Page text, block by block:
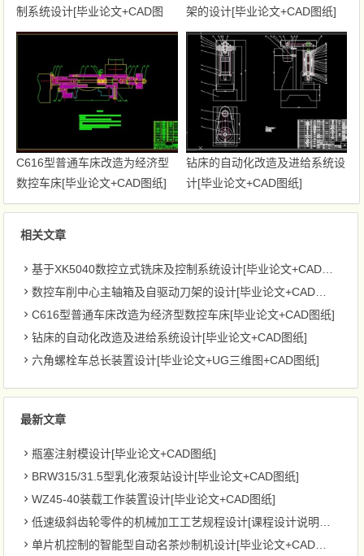
制系统设计[毕业论文+CAD图
纸]
架的设计[毕业论文+CAD图纸]
C616型普通车床改造为经济型
数控车床[毕业论文+CAD图纸]
钻床的自动化改造及进给系统设
计[毕业论文+CAD图纸]
相关文章
基于XK5040数控立式铣床及控制系统设计[毕业论文+CAD图纸]
数控车削中心主轴箱及自驱动刀架的设计[毕业论文+CAD图纸]
C616型普通车床改造为经济型数控车床[毕业论文+CAD图纸]
钻床的自动化改造及进给系统设计[毕业论文+CAD图纸]
六角螺栓车总长装置设计[毕业论文+UG三维图+CAD图纸]
最新文章
瓶塞注射模设计[毕业论文+CAD图纸]
BRW315/31.5型乳化液泵站设计[毕业论文+CAD图纸]
WZ45-40装载工作装置设计[毕业论文+CAD图纸]
低速级斜齿轮零件的机械加工工艺规程设计[课程设计说明书+CAD图纸]
单片机控制的智能型自动名茶炒制机设计[毕业论文+CAD图纸]